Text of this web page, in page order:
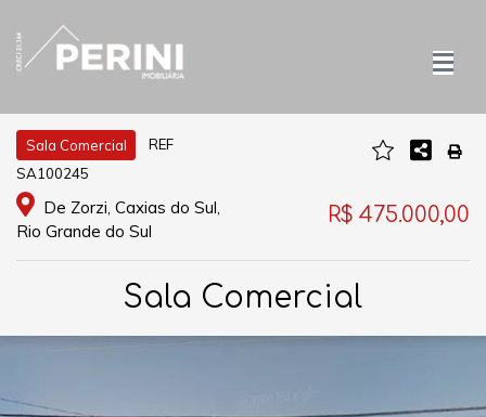
Sala Comercial
REF
SA100245
De Zorzi, Caxias do Sul,
Rio Grande do Sul
R$ 475.000,00
Sala Comercial